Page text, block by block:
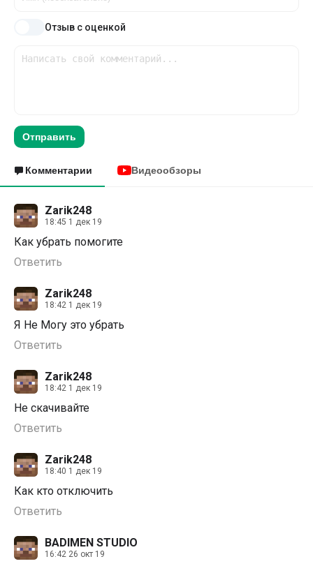
Отзыв с оценкой
Отправить
Комментарии Видеообзоры
Zarik248
18:45 1 дек 19
Как убрать помогите
Ответить
Zarik248
18:42 1 дек 19
Я Не Могу это убрать
Ответить
Zarik248
18:42 1 дек 19
Не скачивайте
Ответить
Zarik248
18:40 1 дек 19
Как кто отключить
Ответить
BADIMEN STUDIO
16:42 26 окт 19